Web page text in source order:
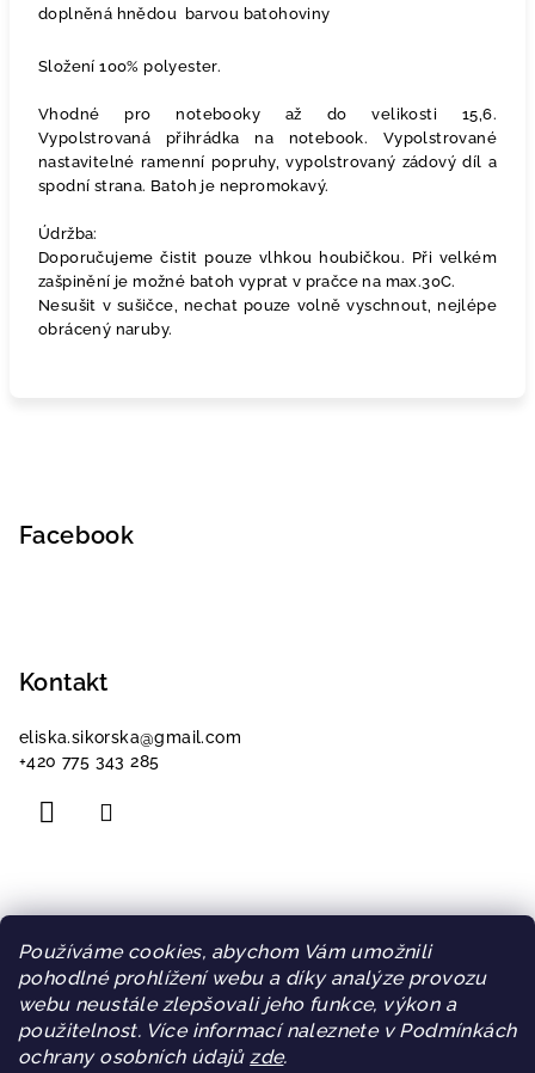
Používáme cookies, abychom Vám umožnili
pohodlné prohlížení webu a díky analýze provozu
webu neustále zlepšovali jeho funkce, výkon a
použitelnost. Více informací naleznete v Podmínkách
ochrany osobních údajůzde.
doplněná hnědou barvou batohoviny
Složení 100% polyester.
Vhodné pro notebooky až do velikosti 15,6.
Vypolstrovaná přihrádka na notebook. Vypolstrované
nastavitelné ramenní popruhy, vypolstrovaný zádový díl a
spodní strana. Batoh je nepromokavý.
Údržba:
Doporučujeme čistit pouze vlhkou houbičkou. Při velkém
zašpinění je možné batoh vyprat v pračce na max.30C.
Nesušit v sušičce, nechat pouze volně vyschnout, nejlépe
obrácený naruby.
Facebook
Kontakt
eliska.sikorska@gmail.com
+420 775 343 285
Informace pro vás
Doprava a platba
Obchodní podmínky
Podmínky ochrany osobních údajů